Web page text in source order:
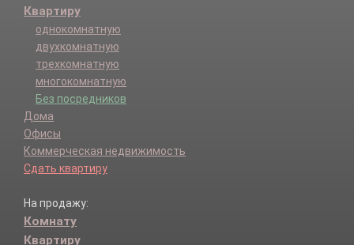
Квартиру
однокомнатную
двухкомнатную
трехкомнатную
многокомнатную
Без посредников
Дома
Офисы
Коммерческая недвижимость
Сдать квартиру
На продажу:
Комнату
Квартиру